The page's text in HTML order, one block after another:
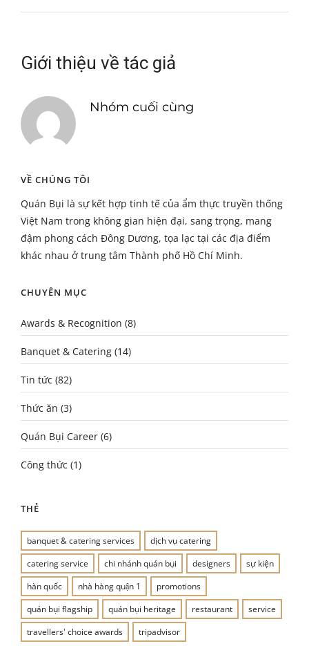
Giới thiệu về tác giả
Nhóm cuối cùng
VỀ CHÚNG TÔI
Quán Bụi là sự kết hợp tinh tế của ẩm thực truyền thống
Việt Nam trong không gian hiện đại, sang trọng, mang
đậm phong cách Đông Dương, tọa lạc tại các địa điểm
khác nhau ở trung tâm Thành phố Hồ Chí Minh.
CHUYÊN MỤC
Awards & Recognition (8)
Banquet & Catering (14)
Tin tức (82)
Thức ăn (3)
Quán Bụi Career (6)
Công thức (1)
THẺ
banquet & catering services
dịch vụ catering
catering service
chi nhánh quán bụi designers
sự kiện
hàn quốc
nhà hàng quận 1
promotions
quán bụi flagship
quán bụi heritage restaurant
service
travellers' choice awards
tripadvisor